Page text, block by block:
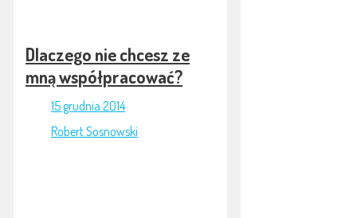
Dlaczego nie chcesz ze
mną współpracować?
15 grudnia 2014
Robert Sosnowski